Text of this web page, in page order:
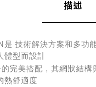
描述
是 技術解決方案和多功
體型而設計
的完美搭配，其網狀結
熱舒適度